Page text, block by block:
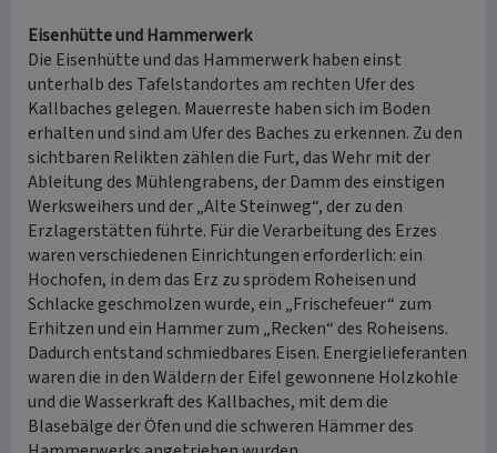
Eisenhütte und Hammerwerk
Die Eisenhütte und das Hammerwerk haben einst
unterhalb des Tafelstandortes am rechten Ufer des
Kallbaches gelegen. Mauerreste haben sich im Boden
erhalten und sind am Ufer des Baches zu erkennen. Zu den
sichtbaren Relikten zählen die Furt, das Wehr mit der
Ableitung des Mühlengrabens, der Damm des einstigen
Werksweihers und der „Alte Steinweg“, der zu den
Erzlagerstätten führte. Für die Verarbeitung des Erzes
waren verschiedenen Einrichtungen erforderlich: ein
Hochofen, in dem das Erz zu sprödem Roheisen und
Schlacke geschmolzen wurde, ein „Frischefeuer“ zum
Erhitzen und ein Hammer zum „Recken“ des Roheisens.
Dadurch entstand schmiedbares Eisen. Energielieferanten
waren die in den Wäldern der Eifel gewonnene Holzkohle
und die Wasserkraft des Kallbaches, mit dem die
Blasebälge der Öfen und die schweren Hämmer des